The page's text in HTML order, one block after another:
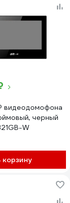
видеодомофона
черный
W
корзину